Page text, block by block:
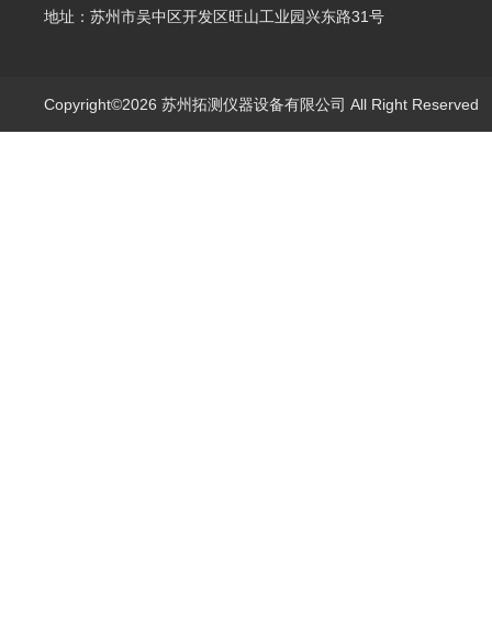
地址：苏州市吴中区开发区旺山工业园兴东路31号
Copyright©2026 苏州拓测仪器设备有限公司 All Right